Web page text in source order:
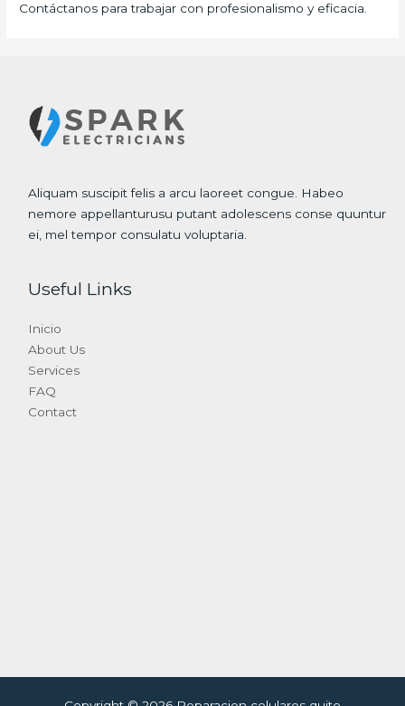
Contáctanos para trabajar con profesionalismo y eficacia.
Aliquam suscipit felis a arcu laoreet congue. Habeo
nemore appellanturusu putant adolescens conse quuntur
ei, mel tempor consulatu voluptaria.
Useful Links
Inicio
About Us
Services
FAQ
Contact